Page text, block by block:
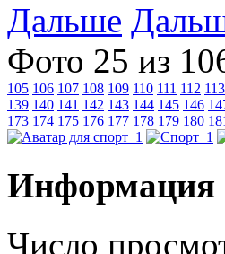
Дальше
Фото 25 из
105 106 107 108 109 110 111 112 113
139 140 141 142 143 144 145 146
173 174 175 176 177 178 179 180
Информация
Число